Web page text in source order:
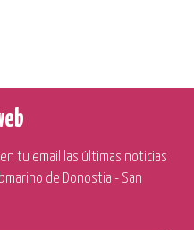
tu email las últimas noticias
de Donostia - San